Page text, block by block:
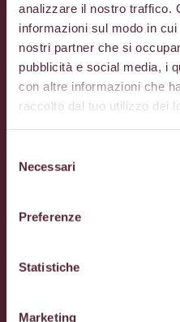
analizzare il nostro traffico.
informazioni sul modo in
nostri partner che si
pubblicità e social media, i
con altre informazioni che
raccolto dal tuo utilizzo dei
delNecessari
Preferenze
Statistiche
Marketing
COOPERATIVA
+39 02 26920130
info@coopitcatering.com